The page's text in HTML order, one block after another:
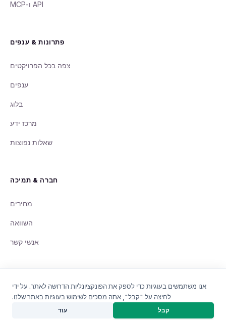
פתרונות & ענפים
צפה בכל הפרויקטים
ענפים
בלוג
מרכז ידע
שאלות נפוצות
חברה & תמיכה
מחירים
השוואה
אנשי קשר
© 2008 - 2026 QuintaDB Sp. z o.o., Poland. כל הזכויות שמורות.
תנאי שימוש
פרטיות
אנו משתמשים בעוגיות כדי לספק את הפונקציונליות הדרושה לאתר. על ידי
לחיצה על "קבל", אתה מסכים לשימוש בעוגיות באתר שלנו.
קבל עוד